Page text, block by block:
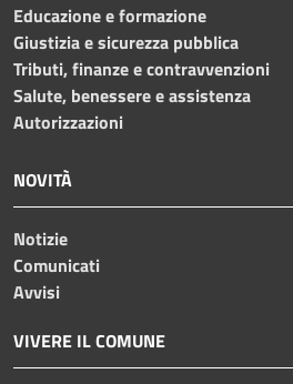
Educazione e formazione
Giustizia e sicurezza pubblica
Tributi, finanze e contravvenzioni
Salute, benessere e assistenza
Autorizzazioni
NOVITÀ
Notizie
Comunicati
Avvisi
VIVERE IL COMUNE